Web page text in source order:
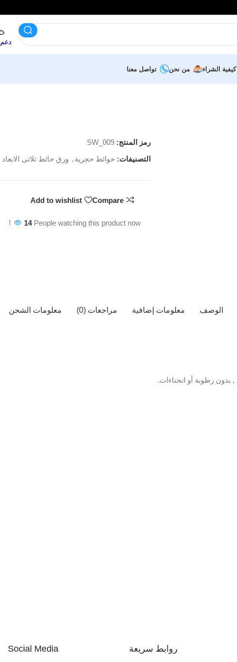
دعم 24/16
كيفية الشراء من نحن تواصل معنا
رمز المنتج: SW_009
التصنيفات: حوائط حجرية , ورق حائط ثلاثى الابعاد
Compare
Add to wishlist
14 People watching this product now!
الوصف معلومات إضافية مراجعات (0) معلومات الشحن
رطوبة أو انحناءات.
روابط سريعة Social Media